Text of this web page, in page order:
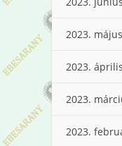
2023. május
2023. április
2023.
2023.